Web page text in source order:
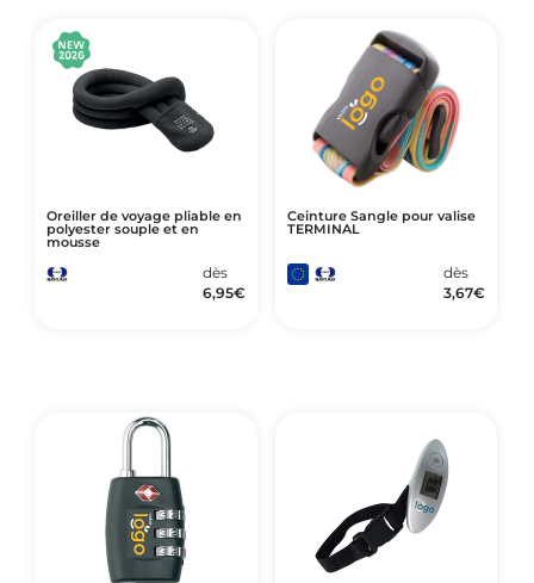
Oreiller de voyage pliable en
polyester souple et en
mousse
dès
6,95€
Ceinture Sangle pour valise
TERMINAL
dès
3,67€